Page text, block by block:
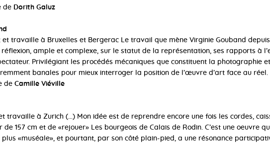
de Dorith Galuz
et travaille à Bruxelles et Bergerac Le travail que mène Virginie Gouband
réflexion, ample et complexe, sur le statut de la représentation, ses rapports à
Privilégiant les procédés mécaniques que constituent la photographie
banales pour mieux interroger la position de l’œuvre d’art face au réel.
de Camille Viéville
travaille à Zurich (...) Mon idée est de reprendre encore une fois les cordes,
de 157 cm et de «rejouer» Les bourgeois de Calais de Rodin. C’est une oeuvre
plus «muséale», et pourtant, par son côté plain-pied, a une résonance